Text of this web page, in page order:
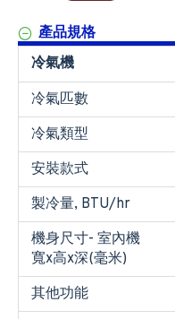
產品規格
冷氣機
冷氣匹數
冷氣類型
安裝款式
製冷量, BTU/hr
機身尺寸- 室內機
寬x高x深(毫米)
其他功能